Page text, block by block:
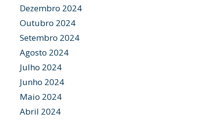
Dezembro 2024
Outubro 2024
Setembro 2024
Agosto 2024
Julho 2024
Junho 2024
Maio 2024
Abril 2024